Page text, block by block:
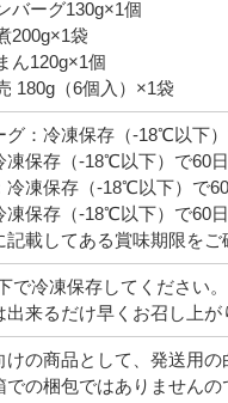
バーグ130g×1個
200g×1袋
ん120g×1個
180g（6個入）×1袋
グ：冷凍保存（-18℃以下
凍保存（-18℃以下）で60
冷凍保存（-18℃以下）で
凍保存（-18℃以下）で60
載してある賞味期限をご
で冷凍保存してください。
出来るだけ早くお召し上が
けの商品として、発送用
での梱包ではありませんの